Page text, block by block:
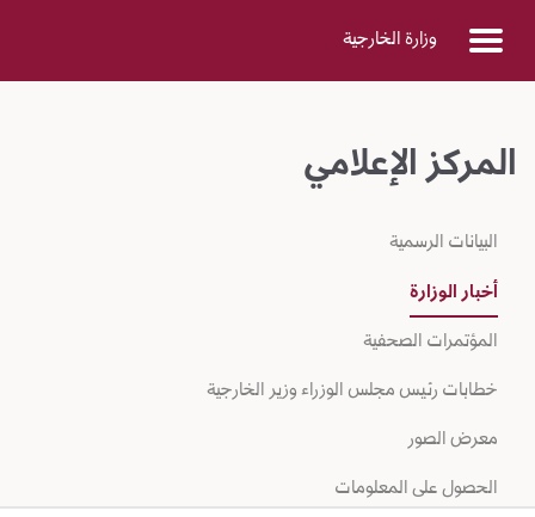
Skip to Main Contentوزارة الخارجية
المركز الإعلامي
البيانات الرسمية
أخبار الوزارة
المؤتمرات الصحفية
خطابات رئيس مجلس الوزراء وزير الخارجية
معرض الصور
الحصول على المعلومات